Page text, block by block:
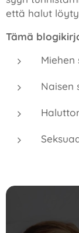
että halut
Tämä
Naisen